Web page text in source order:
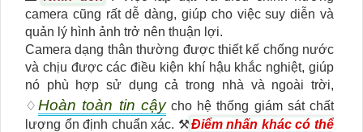
camera cũng rất dễ dàng, giúp cho việc suy diễn và
quản lý hình ảnh trở nên thuận lợi.
Camera dạng thân thường được thiết kế chống nước
và chịu được các điều kiện khí hậu khắc nghiệt, giúp
nó phù hợp sử dụng cả trong nhà và ngoài trời,
♢Hoàn toàn tin cậycho hệ thống giám sát chất
lượng ổn định chuẩn xác. ⚒Điểm nhấn khác có thể